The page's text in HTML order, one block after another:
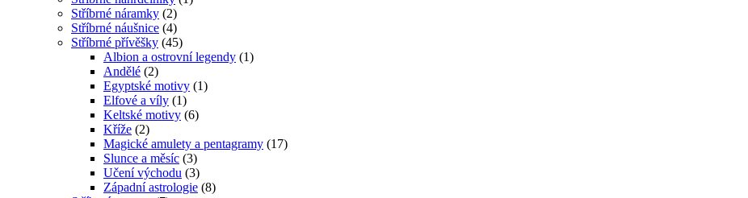
Stříbrné náramky (2)
Stříbrné náušnice (4)
Stříbrné přívěšky (45)
Albion a ostrovní legendy (1)
Andělé (2)
Egyptské motivy (1)
Elfové a víly (1)
Keltské motivy (6)
Kříže (2)
Magické amulety a pentagramy (17)
Slunce a měsíc (3)
Učení východu (3)
Západní astrologie (8)